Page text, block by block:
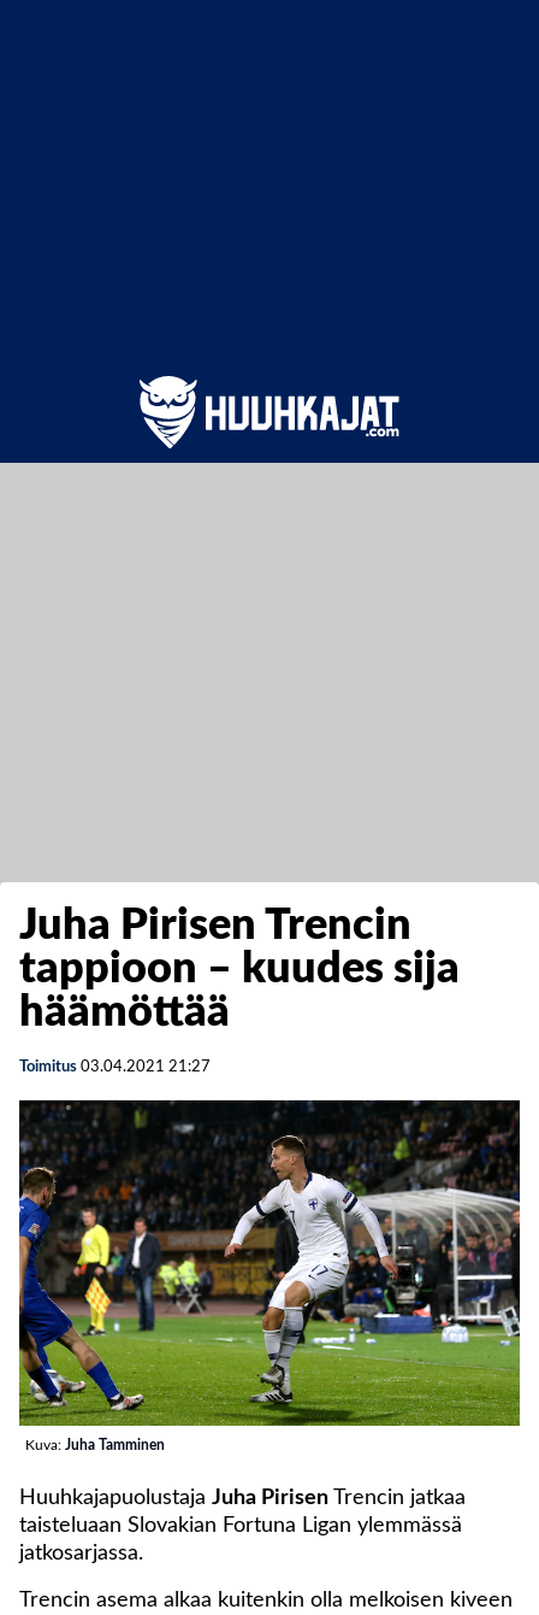
Juha Pirisen Trencin
tappioon – kuudes sija
häämöttää
Toimitus 03.04.2021 21:27
Kuva: Juha Tamminen
Huuhkajapuolustaja Juha Pirisen Trencin jatkaa
taisteluaan Slovakian Fortuna Ligan ylemmässä
jatkosarjassa.
Trencin asema alkaa kuitenkin olla melkoisen kiveen